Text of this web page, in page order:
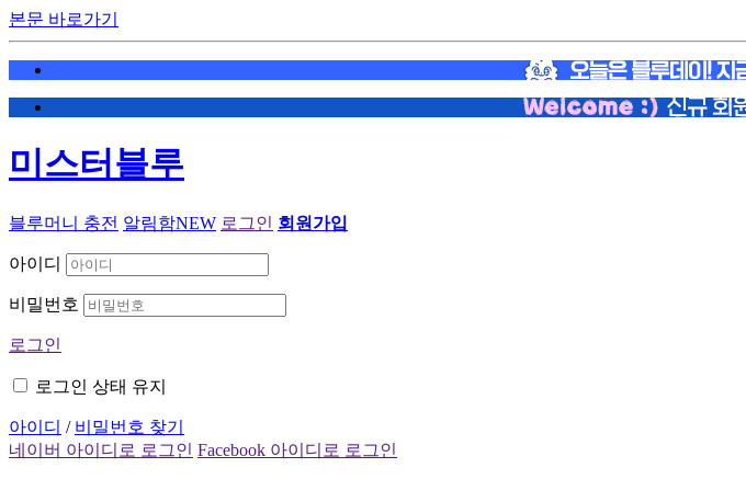
본문 바로가기
미스터블루
블루머니 충전 알림함NEW 로그인 회원가입
아이디
비밀번호
로그인
로그인 상태 유지
아이디 / 비밀번호 찾기
네이버 아이디로 로그인 Facebook 아이디로 로그인